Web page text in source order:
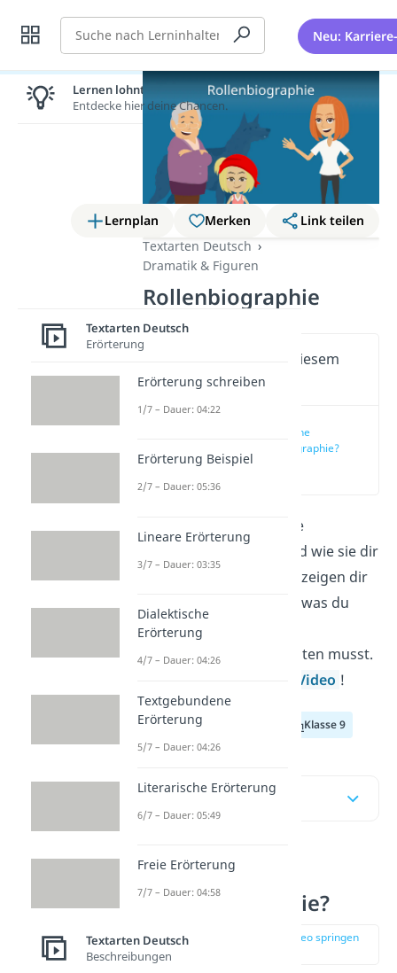
Suche Neu:
Lernplan Merken
Link teilen
Textarten Deutsch
Dramatik & Figuren
Rollenbiographie
Wichtige Inhalte in diesem
Video
Was ist eine
Rollenbiographie?
(00:14)
Du fragst dich, was eine
Rollenbiographie ist und wie sie dir
am besten gelingt? Wir zeigen dir
anhand von Beispielen, was du
beim Schreiben einer
Rollenbiographie beachten musst.
Video !
Klasse 7 Klasse 9
Inhaltsübersicht
Was ist eine
Rollenbiographie?
zur Stelle im Video springen
Lernen lohnt sich!
Entdecke hier deine Chancen.
Textarten Deutsch
Erörterung
Erörterung schreiben
1/7 – Dauer: 04:22
Erörterung Beispiel
2/7 – Dauer: 05:36
Lineare Erörterung
3/7 – Dauer: 03:35
Dialektische
Erörterung
4/7 – Dauer: 04:26
Textgebundene
Erörterung
5/7 – Dauer: 04:26
Literarische Erörterung
6/7 – Dauer: 05:49
Freie Erörterung
7/7 – Dauer: 04:58
Textarten Deutsch
Beschreibungen